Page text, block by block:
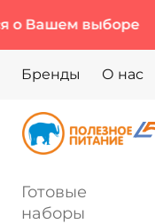
Более
Бренды О нас
Готовые
наборы